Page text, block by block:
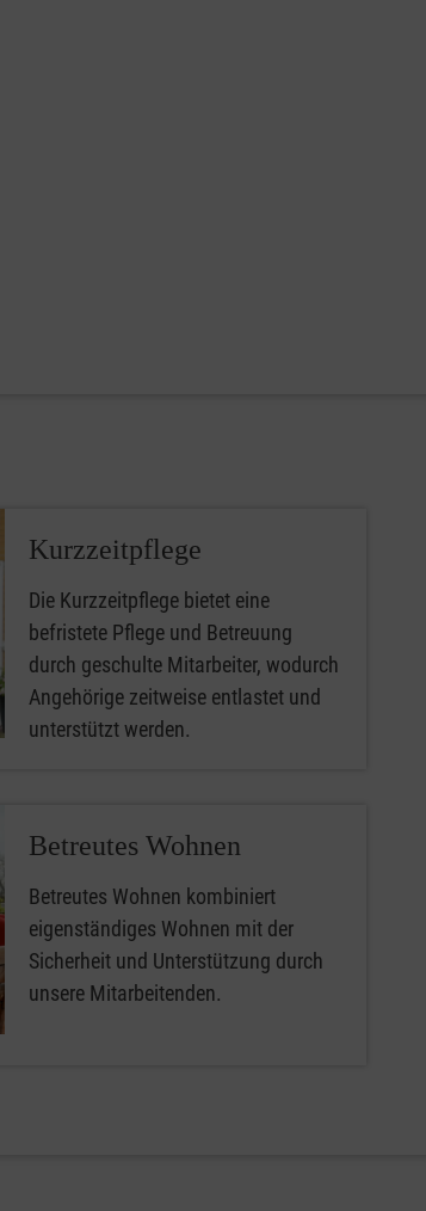
Kurzzeitpflege
Die Kurzzeitpflege bietet eine
befristete Pflege und Betreuung
durch geschulte Mitarbeiter, wodurch
Angehörige zeitweise entlastet und
unterstützt werden.
Betreutes Wohnen
Betreutes Wohnen kombiniert
eigenständiges Wohnen mit der
Sicherheit und Unterstützung durch
unsere Mitarbeitenden.